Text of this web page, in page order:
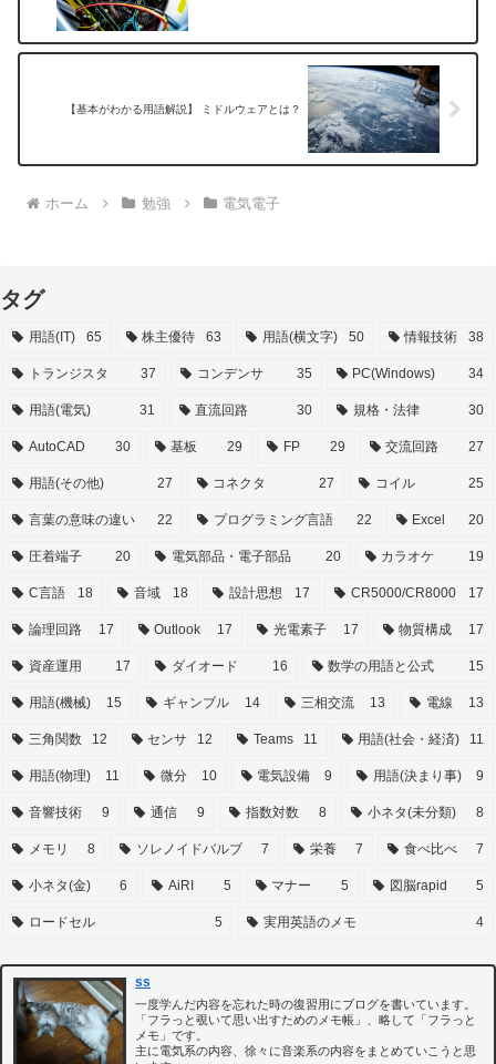
【基本がわかる用語解説】 ミドルウェアとは？
ホーム 勉強 電気電子
タグ
用語(IT) 65 株主優待 63 用語(横文字) 50 情報技術 38
トランジスタ 37 コンデンサ 35 PC(Windows) 34
用語(電気) 31 直流回路 30 規格・法律 30
AutoCAD 30 基板 29 FP 29 交流回路 27
用語(その他) 27 コネクタ 27 コイル 25
言葉の意味の違い 22 プログラミング言語 22 Excel 20
圧着端子 20 電気部品・電子部品 20 カラオケ 19
C言語 18 音域 18 設計思想 17 CR5000/CR8000 17
論理回路 17 Outlook 17 光電素子 17 物質構成 17
資産運用 17 ダイオード 16 数学の用語と公式 15
用語(機械) 15 ギャンブル 14 三相交流 13 電線 13
三角関数 12 センサ 12 Teams 11 用語(社会・経済) 11
用語(物理) 11 微分 10 電気設備 9 用語(決まり事) 9
音響技術 9 通信 9 指数対数 8 小ネタ(未分類) 8
メモリ 8 ソレノイドバルブ 7 栄養 7 食べ比べ 7
小ネタ(金) 6 AiRI 5 マナー 5 図脳rapid 5
ロードセル 5 実用英語のメモ 4
ss
一度学んだ内容を忘れた時の復習用にブログを書いています。
「フラっと覗いて思い出すためのメモ帳」、略して「フラっと
メモ」です。
主に電気系の内容、徐々に音楽系の内容をまとめていこうと思